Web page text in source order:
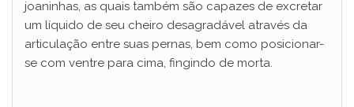
joaninhas, as quais também são capazes de excretar
um líquido de seu cheiro desagradável através da
articulação entre suas pernas, bem como posicionar-
se com ventre para cima, fingindo de morta.